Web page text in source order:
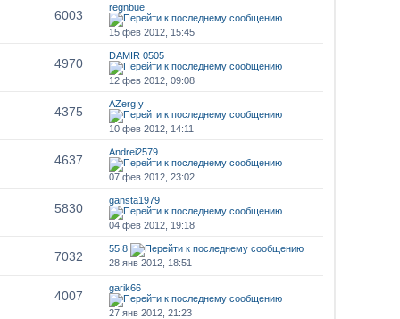
6003
regnbue
15 фев 2012, 15:45
4970
DAMIR 0505
12 фев 2012, 09:08
4375
AZergIy
10 фев 2012, 14:11
4637
Andrei2579
07 фев 2012, 23:02
5830
gansta1979
04 фев 2012, 19:18
7032
55.8
28 янв 2012, 18:51
4007
garik66
27 янв 2012, 21:23